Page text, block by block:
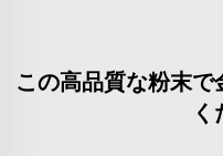
この高品質な粉末
く